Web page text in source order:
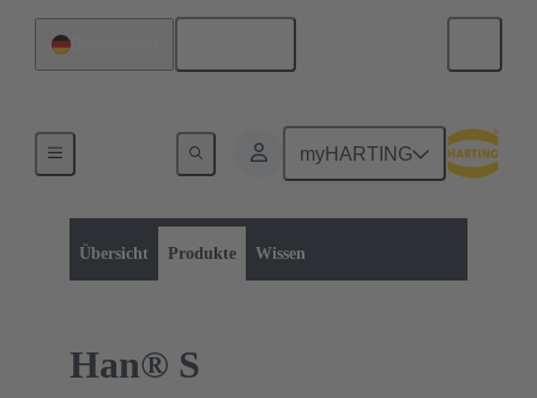
myHARTING
Übersicht Produkte Wissen
Baureihen
Han® S